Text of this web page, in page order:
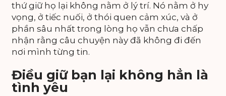
thứ giữ họ lại không nằm ở lý trí. Nó nằm ở hy
vọng, ở tiếc nuối, ở thói quen cảm xúc, và ở
phần sâu nhất trong lòng họ vẫn chưa chấp
nhận rằng câu chuyện này đã không đi đến
nơi mình từng tin.
Điều giữ bạn lại không hẳn là
tình yêu